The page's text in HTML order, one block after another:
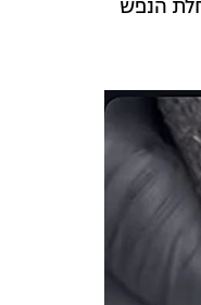
הנפש